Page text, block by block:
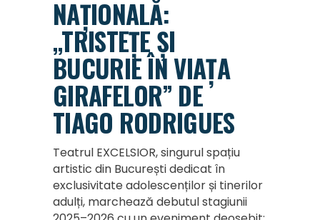
NAȚIONALĂ:
„TRISTEȚE ȘI
BUCURIE ÎN VIAȚA
GIRAFELOR” DE
TIAGO RODRIGUES
Teatrul EXCELSIOR, singurul spațiu
artistic din București dedicat în
exclusivitate adolescenților și tinerilor
adulți, marchează debutul stagiunii